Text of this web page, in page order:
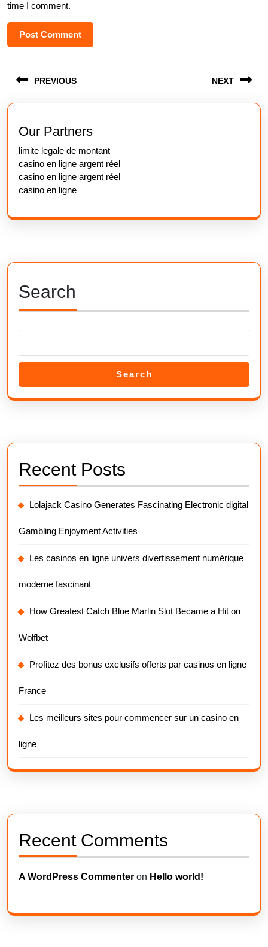
time I comment.
navigation
PREVIOUS
Previous
post:
NEXT
Our Partners
limite legale de montant
casino en ligne argent réel
casino en ligne argent réel
casino en ligne
Search
Search
Recent Posts
Lolajack Casino Generates Fascinating Electronic digital
Gambling Enjoyment Activities
Les casinos en ligne univers divertissement numérique
moderne fascinant
How Greatest Catch Blue Marlin Slot Became a Hit on
Wolfbet
Profitez des bonus exclusifs offerts par casinos en ligne
France
Les meilleurs sites pour commencer sur un casino en
ligne
Recent Comments
A WordPress Commenter on Hello world!